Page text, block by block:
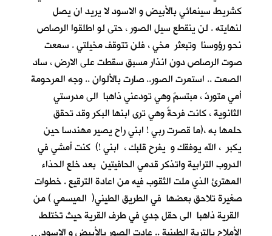
كشريط سينمائي بالأبيض و الاسود لا يريد ان يصل
لنهايته . لن ينقطع سيل الصور ، حتى لو اطلقوا الرصاص
نحو رؤوسنا وتبعثر مخي ، فلن تتوقف مخيلتي . سمعت
صوت الرصاص دون انذار مسبق سقطت على الارض ، ساد
الصمت .. استمرت الصور.. صارت بالألوان .. وجه المرحومة
أمي متوردٌ ، مبتسمٌ وهي تودعني ذاهبا الى مدرستي
الثانوية ، كانت فرحةً وهي ترى ابنها البكر وقد تحقق
حلمها به ،(ما قصرت ربي ! ابني راح يصير مهندسا حين
يكبر ، الله يوفقك و يفرح قلبك ، ابني !) كنت أمشي في
الدروب الترابية واتذكر قدمي الحافيتين بعد خلع الحذاء
المهترئ الذي ملت الثقوب فيه من اعادة الترقيع . خطوات
صغيرة تلاحق بعضها في الطريق الطيني( الميسمي ) من
القرية ذاهبا الى حقل جدي في طرف القرية حيث تختلط